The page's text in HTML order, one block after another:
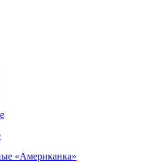
«Американка»